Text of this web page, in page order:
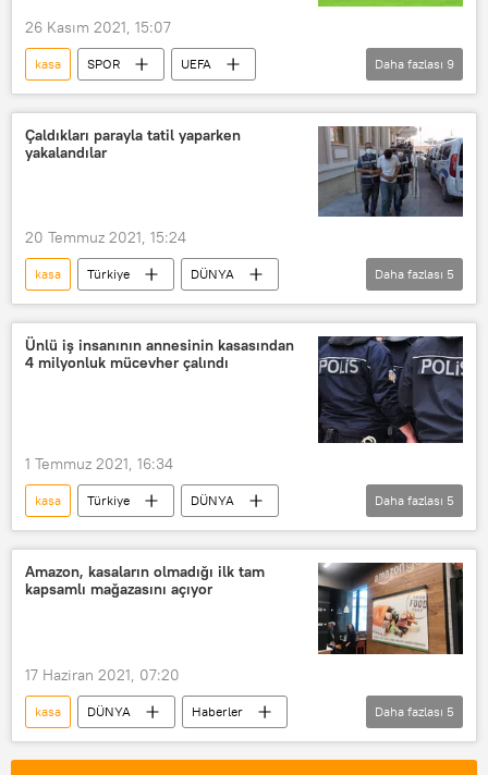
26 Kasım 2021, 15:07
kasa SPOR
UEFA
Galatasaray
Euro
Marsilya
kazanç
UEFA Avrupa Ligi
Gelir
Daha fazlası 9
Çaldıkları parayla tatil yaparken
yakalandılar
20 Temmuz 2021, 15:24
kasa Türkiye
DÜNYA
Haberler
Antalya
Konya
Hırsızlık
Tatil
Daha fazlası 5
Ünlü iş insanının annesinin kasasından
4 milyonluk mücevher çalındı
1 Temmuz 2021, 16:34
kasa Türkiye
DÜNYA
Haberler
Villa
mücevher
Hırsızlık
Soruşturma
Daha fazlası 5
Amazon, kasaların olmadığı ilk tam
kapsamlı mağazasını açıyor
17 Haziran 2021, 07:20
kasa DÜNYA
Haberler
YAŞAM
Amazon
Ödeme
Daha fazlası 5